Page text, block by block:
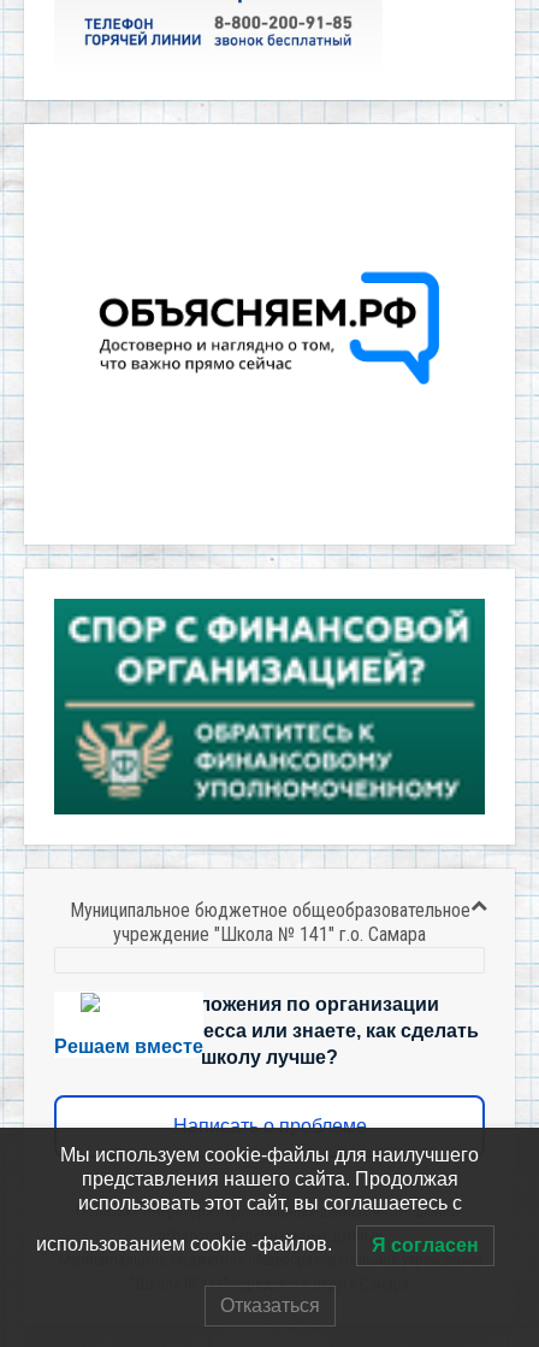
Муниципальное бюджетное общеобразовательное
учреждение "Школа № 141" г.о. Самара
Решаем вместе
Есть предложения по организации
учебного процесса или знаете, как сделать
школу лучше?
Написать о проблеме
Политика-оператора-персональных-данных-в-отношении-
обработки-персональных-данных
Муниципальное бюджетное общеобразовательное учреждение
"Школа № 141" городского округа Самара
Мы используем cookie-файлы для наилучшего
представления нашего сайта. Продолжая
использовать этот сайт, вы соглашаетесь с
использованием cookie -файлов. Я согласен
Отказаться